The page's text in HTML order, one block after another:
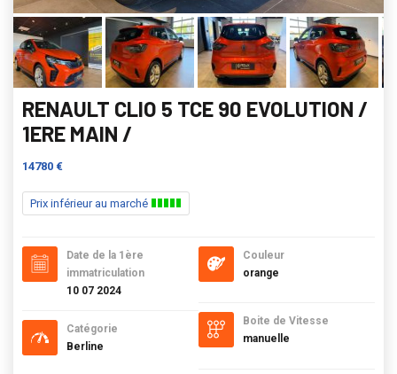
RENAULT CLIO 5 TCE 90 EVOLUTION /
1ERE MAIN /
14780 €
Prix inférieur au marché
Date de la 1ère
immatriculation
10 07 2024
Catégorie
Berline
Couleur
orange
Boite de Vitesse
manuelle